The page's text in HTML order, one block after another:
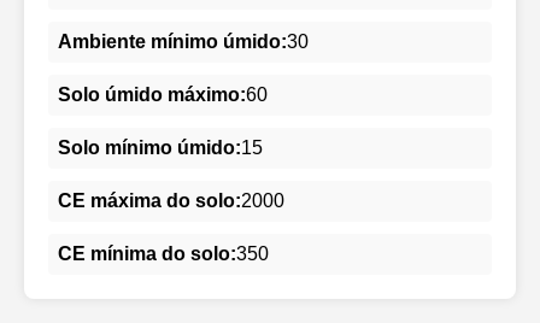
Ambiente mínimo úmido:30
Solo úmido máximo:60
Solo mínimo úmido:15
CE máxima do solo:2000
CE mínima do solo:350